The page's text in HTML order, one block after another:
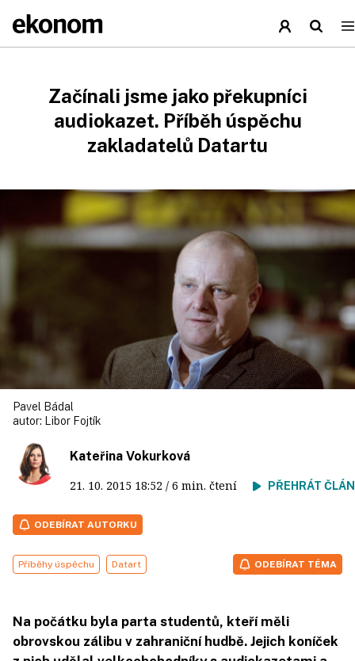
Začínali jsme jako překupníci
audiokazet. Příběh úspěchu
zakladatelů Datartu
Pavel Bádal
autor:
Libor Fojtík
Kateřina Vokurková
21. 10. 2015 18:52 / 6 min. čtení PŘEHRÁT
ODEBÍRAT AUTORKU
Příběhy úspěchu Datart ODEBÍRAT TÉMA
Na počátku byla parta studentů, kteří měli
obrovskou zálibu v zahraniční hudbě. Jejich koníček